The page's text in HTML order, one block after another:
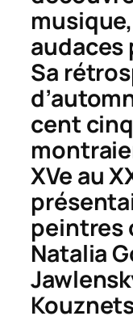
audaces
Sa
cent
XVe au
peintres
Natalia